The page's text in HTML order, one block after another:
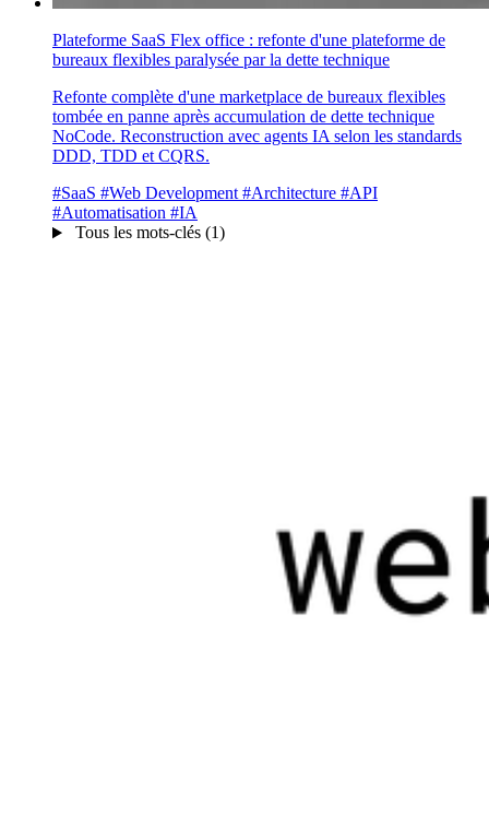
Plateforme SaaS Flex office : refonte d'une plateforme de
bureaux flexibles paralysée par la dette technique
Refonte complète d'une marketplace de bureaux flexibles
tombée en panne après accumulation de dette technique
NoCode. Reconstruction avec agents IA selon les standards
DDD, TDD et CQRS.
#SaaS #Web Development #Architecture #API
#Automatisation #IA
Tous les mots-clés (1)